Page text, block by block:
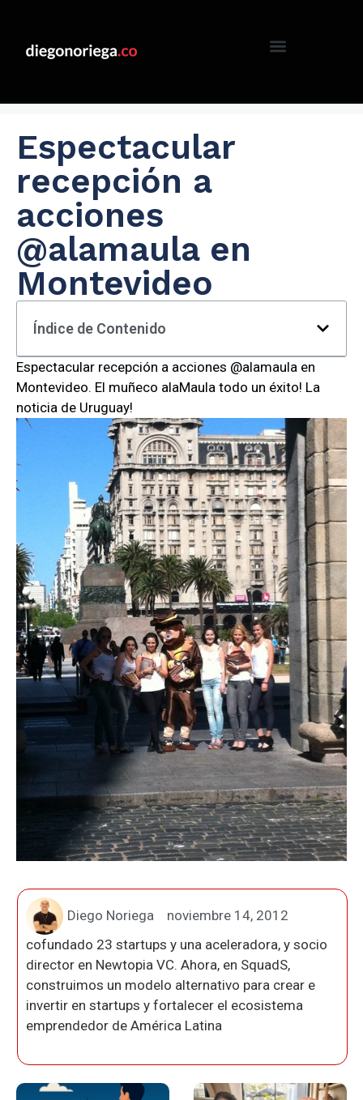
Espectacular
recepción a
acciones
@alamaula en
Montevideo
Índice de Contenido
Espectacular recepción a acciones @alamaula en
Montevideo. El muñeco alaMaula todo un éxito! La
noticia de Uruguay!
Diego Noriega
noviembre 14, 2012
cofundado 23 startups y una aceleradora, y socio
director en Newtopia VC. Ahora, en SquadS,
construimos un modelo alternativo para crear e
invertir en startups y fortalecer el ecosistema
emprendedor de América Latina